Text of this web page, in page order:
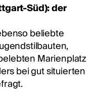
Süd): der
beliebte
Marienplatz
bei gut situierten